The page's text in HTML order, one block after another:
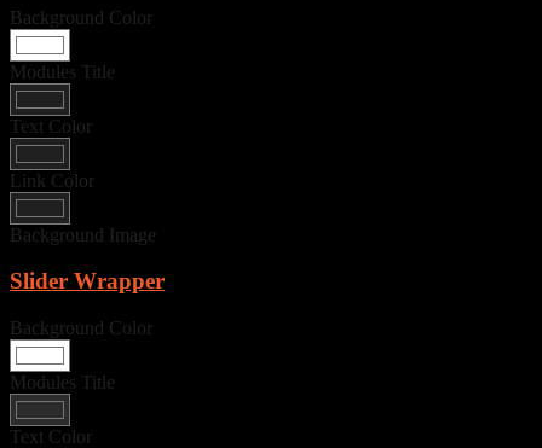
Background Color
Modules Title
Text Color
Link Color
Background Image
Slider Wrapper
Background Color
Modules Title
Text Color